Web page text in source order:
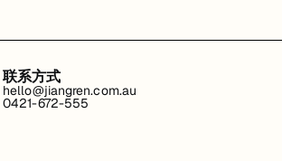
联系方式
hello@jiangren.com.au
0421-672-555